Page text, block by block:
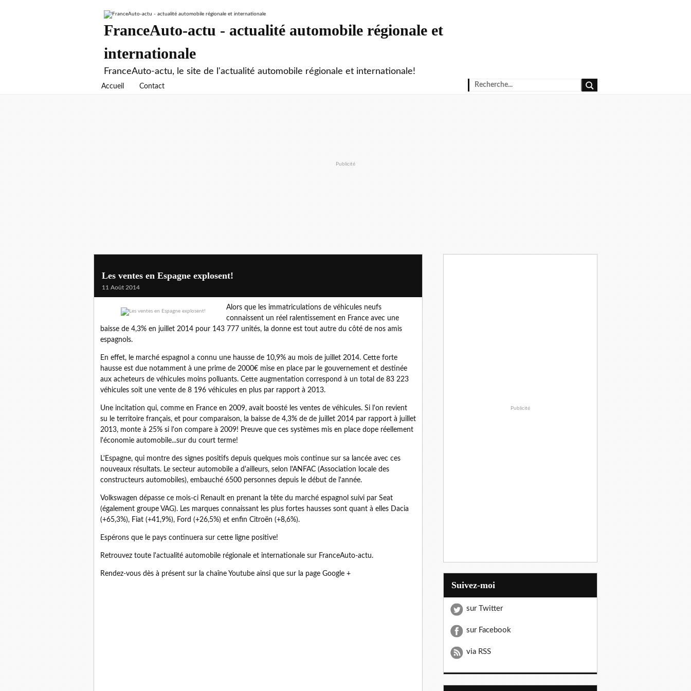
FranceAuto-actu - actualité automobile régionale et
internationale
FranceAuto-actu, le site de l'actualité automobile régionale et internationale!
Accueil Contact
Publicité
Les ventes en Espagne explosent!
11 Août 2014
Alors que les immatriculations de véhicules neufs
connaissent un réel ralentissement en France avec une
baisse de 4,3% en juillet 2014 pour 143 777 unités, la donne est tout autre du côté de nos amis
espagnols.
En effet, le marché espagnol a connu une hausse de 10,9% au mois de juillet 2014. Cette forte
hausse est due notamment à une prime de 2000€ mise en place par le gouvernement et destinée
aux acheteurs de véhicules moins polluants. Cette augmentation correspond à un total de 83 223
véhicules soit une vente de 8 196 véhicules en plus par rapport à 2013.
Une incitation qui, comme en France en 2009, avait boosté les ventes de véhicules. Si l'on revient
su le territoire français, et pour comparaison, la baisse de 4,3% de de juillet 2014 par rapport à juillet
2013, monte à 25% si l'on compare à 2009! Preuve que ces systèmes mis en place dope réellement
l'économie automobile...sur du court terme!
L'Espagne, qui montre des signes positifs depuis quelques mois continue sur sa lancée avec ces
nouveaux résultats. Le secteur automobile a d'ailleurs, selon l'ANFAC (Association locale des
constructeurs automobiles), embauché 6500 personnes depuis le début de l'année.
Volkswagen dépasse ce mois-ci Renault en prenant la tête du marché espagnol suivi par Seat
(également groupe VAG). Les marques connaissant les plus fortes hausses sont quant à elles Dacia
(+65,3%), Fiat (+41,9%), Ford (+26,5%) et enfin Citroën (+8,6%).
Espérons que le pays continuera sur cette ligne positive!
Retrouvez toute l'actualité automobile régionale et internationale sur FranceAuto-actu.
Rendez-vous dès à présent sur la chaîne Youtube ainsi que sur la page Google +
Publicité
Suivez-moi
sur Twitter
sur Facebook
via RSS